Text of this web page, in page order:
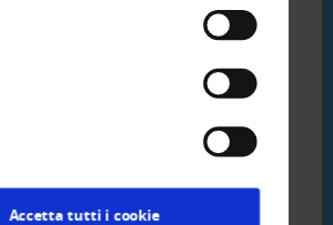
Accetta tutti i cookie